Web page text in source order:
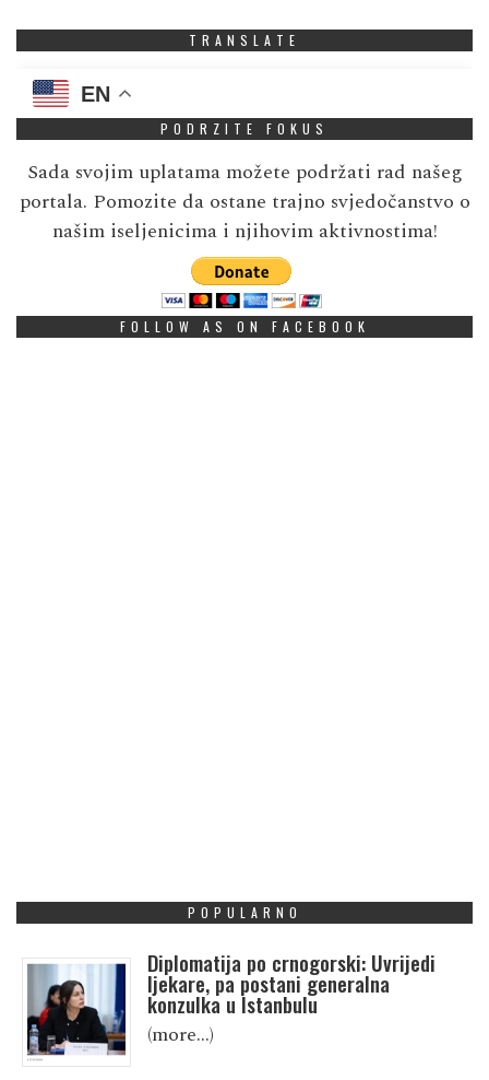
TRANSLATE
EN
PODRZITE FOKUS
Sada svojim uplatama možete podržati rad našeg
portala. Pomozite da ostane trajno svjedočanstvo o
našim iseljenicima i njihovim aktivnostima!
FOLLOW AS ON FACEBOOK
POPULARNO
Diplomatija po crnogorski: Uvrijedi
ljekare, pa postani generalna
konzulka u Istanbulu
(more…)